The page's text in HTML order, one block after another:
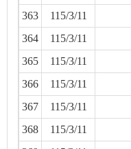
363
115/3/11
364
115/3/11
365
115/3/11
366
115/3/11
367
115/3/11
368
115/3/11